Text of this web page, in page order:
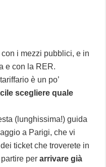
i mezzi pubblici, e in
e con la RER.
è un po’
scegliere quale
(lunghissima!) guida
a Parigi, che vi
ticket che troverete in
partire perarrivare già